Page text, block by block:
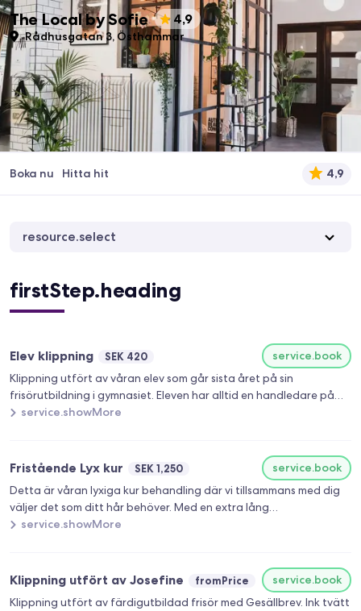
The Local by Sofie 4,9
Rådhusgatan 3, Östhammar
Boka nu Hitta hit 4,9
resource.select
firstStep.heading
Elev klippning SEK 420
service.book
Klippning utfört av våran elev som går sista året på sin
frisörutbildning i gymnasiet. Eleven har alltid en handledare på
plats som är med och vägleder samt kontrollerar klippningen. En
service.showMore
Fristående Lyx kur SEK 1,250
service.book
Detta är våran lyxiga kur behandling där vi tillsammans med dig
väljer det som ditt hår behöver. Med en extra lång
huvudmassage. Föning och styling ingår. Total tid ca 45 min
gärna en notis om det vid bokning.
service.showMore
Klippning utfört av Josefine fromPrice
service.book
Klippning utfört av färdigutbildad frisör med Gesällbrev. Ink tvätt